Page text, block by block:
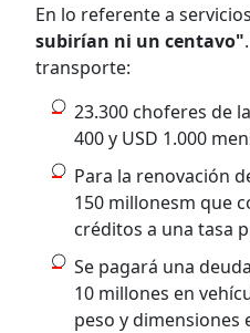
En lo referente a
subirían ni un centavo"
transporte:
23.300 choferes de
400 y USD 1.000
Para la renovación
150 millonesm que
créditos a una tasa
Se pagará una
10 millones en
peso y dimensiones